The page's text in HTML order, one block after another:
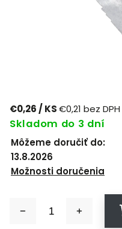
€0,26 / KS€0,21 bez DPH
Skladom do 3 dní
Môžeme doručiť do:
13.8.2026
Možnosti doručenia